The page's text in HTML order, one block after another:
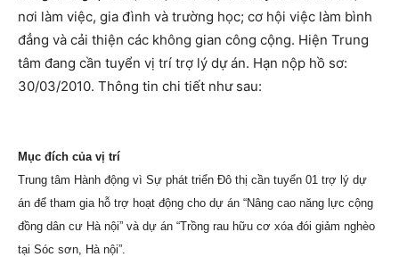
nơi làm việc, gia đình và trường học; cơ hội việc làm bình
đẳng và cải thiện các không gian công cộng. Hiện Trung
tâm đang cần tuyển vị trí trợ lý dự án. Hạn nộp hồ sơ:
30/03/2010. Thông tin chi tiết như sau:
Mục đích của vị trí
Trung tâm Hành động vì Sự phát triển Đô thị cần tuyển 01 trợ lý dự
án để tham gia hỗ trợ hoạt động cho dự án “Nâng cao năng lực cộng
đồng dân cư Hà nội” và dự án “Trồng rau hữu cơ xóa đói giảm nghèo
tại Sóc sơn, Hà nội”.